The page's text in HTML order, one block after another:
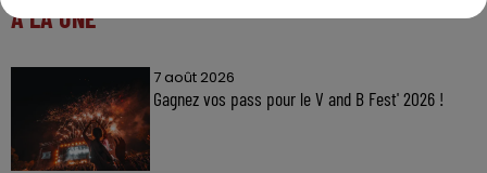
À LA UNE
7 août 2026
Gagnez vos pass pour le V and B Fest' 2026 !